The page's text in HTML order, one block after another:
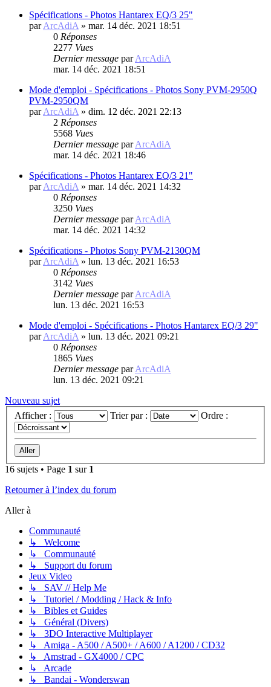
Spécifications - Photos Hantarex EQ/3 25"
parArcAdiA » mar. 14 déc. 2021 18:51
0 Réponses
2277 Vues
Dernier message parArcAdiA
mar. 14 déc. 2021 18:51
Mode d'emploi - Spécifications - Photos Sony PVM-2950Q
PVM-2950QM
parArcAdiA » dim. 12 déc. 2021 22:13
2 Réponses
5568 Vues
Dernier message parArcAdiA
mar. 14 déc. 2021 18:46
Spécifications - Photos Hantarex EQ/3 21"
parArcAdiA » mar. 14 déc. 2021 14:32
0 Réponses
3250 Vues
Dernier message parArcAdiA
mar. 14 déc. 2021 14:32
Spécifications - Photos Sony PVM-2130QM
parArcAdiA » lun. 13 déc. 2021 16:53
0 Réponses
3142 Vues
Dernier message parArcAdiA
lun. 13 déc. 2021 16:53
Mode d'emploi - Spécifications - Photos Hantarex EQ/3 29"
parArcAdiA » lun. 13 déc. 2021 09:21
0 Réponses
1865 Vues
Dernier message parArcAdiA
lun. 13 déc. 2021 09:21
Nouveau sujet
Afficher :
Trier par : Ordre :
16 sujets • Page 1 sur 1
Retourner à l’index du forum
Aller à
Communauté
↳ Welcome
↳ Communauté
↳ Support du forum
Jeux Video
↳ SAV // Help Me
↳ Tutoriel / Modding / Hack & Info
↳ Bibles et Guides
↳ Général (Divers)
↳ 3DO Interactive Multiplayer
↳ Amiga - A500 / A500+ / A600 / A1200 / CD32
↳ Amstrad - GX4000 / CPC
↳ Arcade
↳ Bandai - Wonderswan